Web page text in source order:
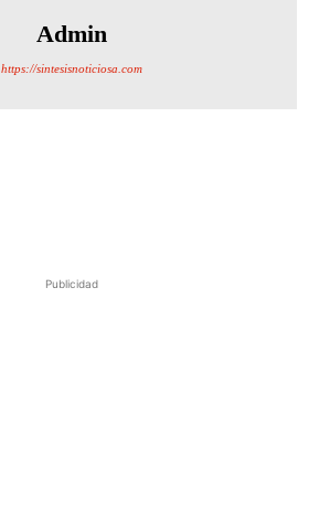
Admin
https://sintesisnoticiosa.com
Publicidad